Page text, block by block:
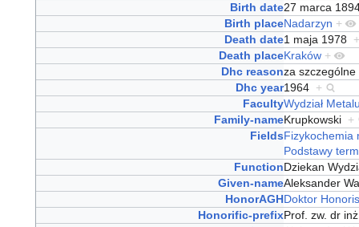
Birth date27 marca
Birth placeNadarzyn +
Death date1 maja 1978 +
Death placeKraków +
Dhc reasonza
Dhc year1964 +
FacultyWydział
Family-nameKrupkowski +
FieldsFizykochemia
Podstawy
FunctionDziekan
Given-nameAleksander
HonorAGHDoktor
Honorific-prefixProf. zw. dr